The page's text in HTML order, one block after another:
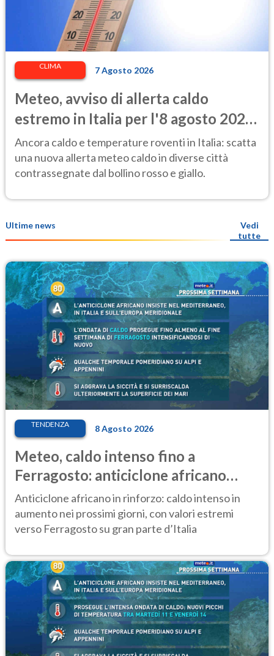
CLIMA 7 Agosto 2026
Meteo, avviso di allerta caldo
estremo in Italia per l'8 agosto 2026:
le città a rischio per il Ministero della
Salute
Ancora caldo e temperature roventi in Italia: scatta
una nuova allerta meteo caldo in diverse città
contrassegnate dal bollino rosso e giallo.
Ultime news
Vedi
tutte
TENDENZA 8 Agosto 2026
Meteo, caldo intenso fino a
Ferragosto: anticiclone africano
ancora protagonista
Anticiclone africano in rinforzo: caldo intenso in
aumento nei prossimi giorni, con valori estremi
verso Ferragosto su gran parte d’Italia